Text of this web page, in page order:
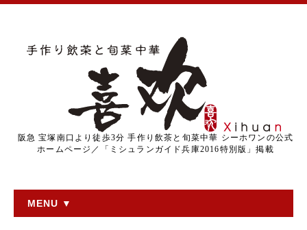
阪急 宝塚南口より徒歩3分 手作り飲茶と旬菜中華 シーホワンの公式
ホームページ／「ミシュランガイド兵庫2016特別版」掲載
MENU ▼